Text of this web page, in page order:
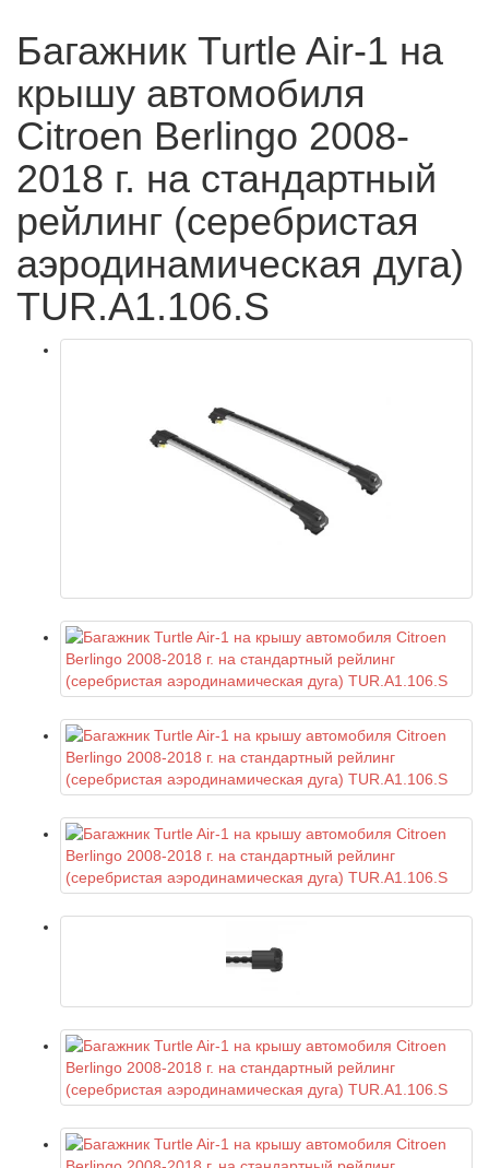
Багажник Turtle Air-1 на
крышу автомобиля
Citroen Berlingo 2008-
2018 г. на стандартный
рейлинг (серебристая
аэродинамическая дуга)
TUR.A1.106.S